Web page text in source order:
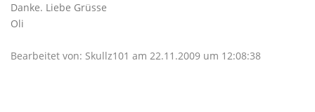
Danke. Liebe Grüsse
Oli
Bearbeitet von: Skullz101 am 22.11.2009 um 12:08:38